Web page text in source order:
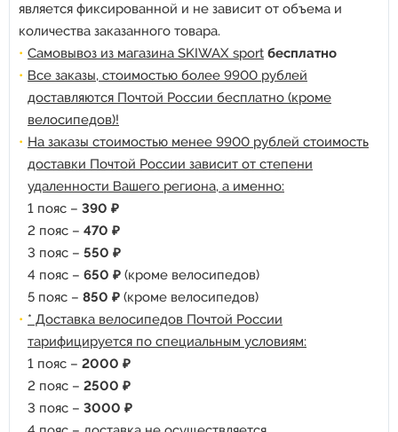
является фиксированной и не зависит от объема и
количества заказанного товара.
Самовывоз из магазина SKIWAX sport бесплатно
Все заказы, стоимостью более 9900 рублей
доставляются Почтой России бесплатно (кроме
велосипедов)!
На заказы стоимостью менее 9900 рублей стоимость
доставки Почтой России зависит от степени
удаленности Вашего региона, а именно:
1 пояс – 390 ₽
2 пояс – 470 ₽
3 пояс – 550 ₽
4 пояс – 650 ₽ (кроме велосипедов)
5 пояс – 850 ₽ (кроме велосипедов)
* Доставка велосипедов Почтой России
тарифицируется по специальным условиям:
1 пояс – 2000 ₽
2 пояс – 2500 ₽
3 пояс – 3000 ₽